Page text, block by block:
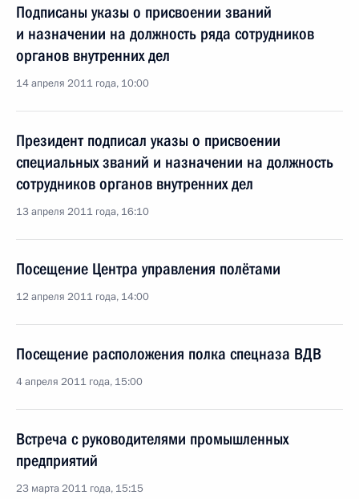
Подписаны указы о присвоении званий
и назначении на должность ряда сотрудников
органов внутренних дел
14 апреля 2011 года, 10:00
Президент подписал указы о присвоении
специальных званий и назначении на должность
сотрудников органов внутренних дел
13 апреля 2011 года, 16:10
Посещение Центра управления полётами
12 апреля 2011 года, 14:00
Посещение расположения полка спецназа ВДВ
4 апреля 2011 года, 15:00
Встреча с руководителями промышленных
предприятий
23 марта 2011 года, 15:15